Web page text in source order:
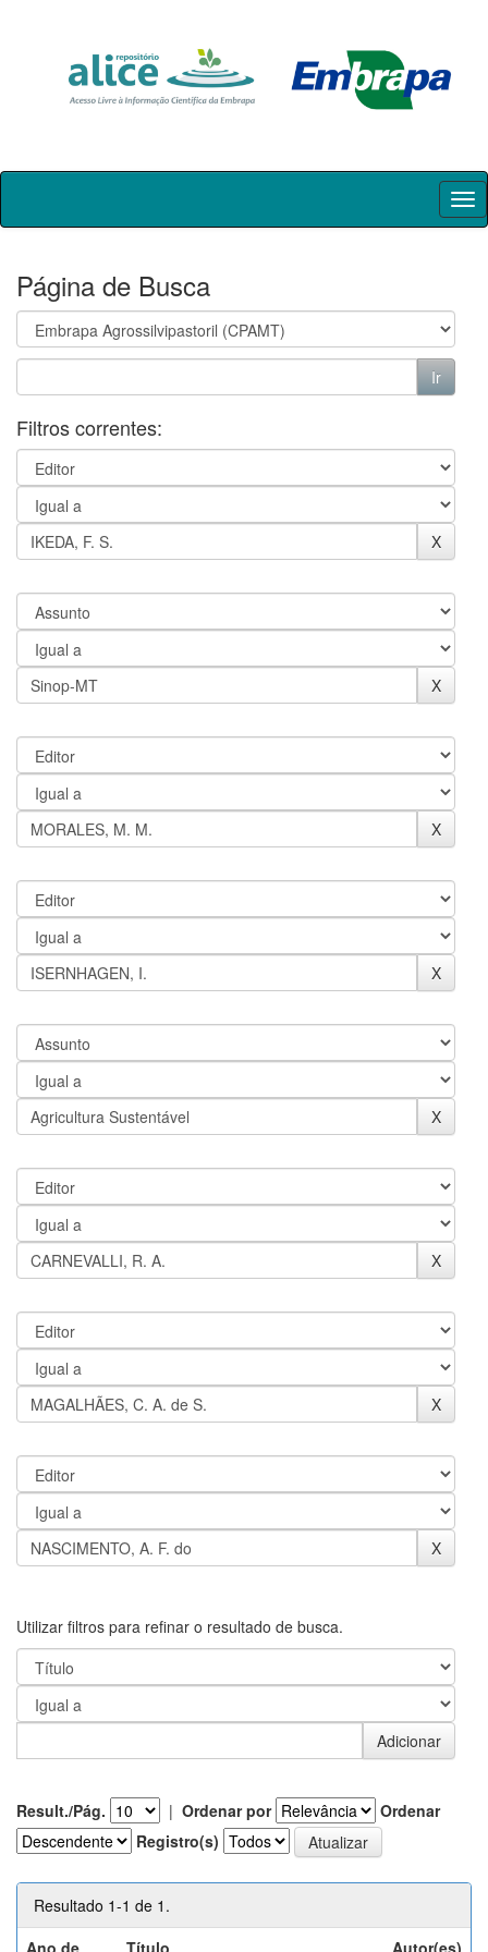
Skip
Página de Busca
Filtros correntes:
Utilizar filtros para refinar o resultado de busca.
Result./Pág. | Ordenar por
Ordenar
Registro(s)
Resultado 1-1 de 1.
Ano de
Título Autor(es)